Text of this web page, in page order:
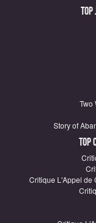
Two
Story of
Top
Critique L'Appel de